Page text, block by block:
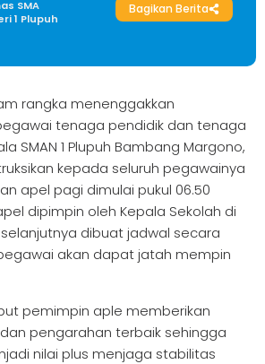
SMA
1 Plupuh
Bagikan Berita
rangka menenggakkan
tenaga pendidik dan tenaga
SMAN 1 Plupuh Bambang Margono,
kepada seluruh pegawainya
apel pagi dimulai pukul 06.50
dipimpin oleh Kepala Sekolah di
dibuat jadwal secara
akan dapat jatah mempin
pemimpin aple memberikan
pengarahan terbaik sehingga
nilai plus menjaga stabilitas